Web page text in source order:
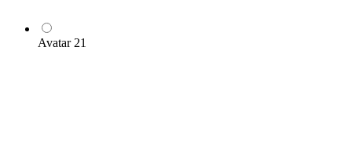
Avatar 21